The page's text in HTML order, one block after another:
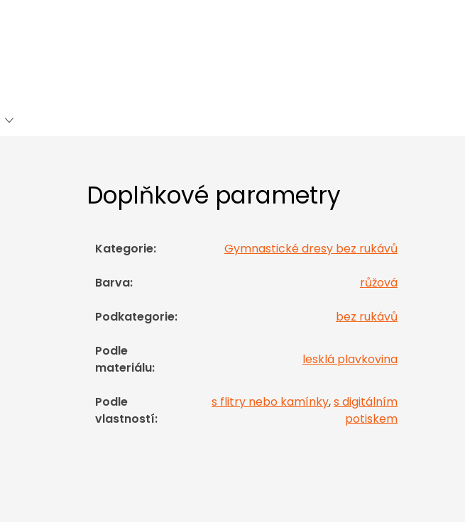
Doplňkové parametry
Kategorie: Gymnastické dresy bez rukávů
Barva: růžová
Podkategorie: bez rukávů
Podle
materiálu:
lesklá plavkovina
Podle
vlastností:
s flitry nebo kamínky,s digitálním
potiskem